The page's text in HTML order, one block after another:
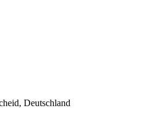
Deutschland